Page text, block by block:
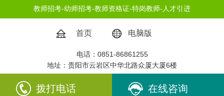
教师招考-幼师招考-教师资格证-特岗教师-人才引进
首页 电脑版
电话：0851-86861255
地址：贵阳市云岩区中华北路众厦大厦6楼
All Rights Reserved
拨打电话 在线咨询